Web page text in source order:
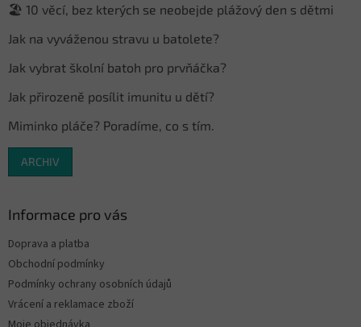
🏖️ 10 věcí, bez kterých se neobejde plážový den s dětmi
Jak na vyváženou stravu u batolete?
Jak vybrat školní batoh pro prvňáčka?
Jak přirozeně posílit imunitu u dětí?
Miminko pláče? Poradíme, co s tím.
ARCHIV
Informace pro vás
Doprava a platba
Obchodní podmínky
Podmínky ochrany osobních údajů
Vrácení a reklamace zboží